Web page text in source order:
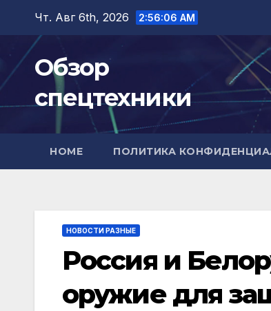
Перейти
содержимому
Чт. Авг 6th, 2026 2:56:07 AM
Обзор
спецтехники
HOME ПОЛИТИКА
НОВОСТИ РАЗНЫЕ
Россия и
оружие для